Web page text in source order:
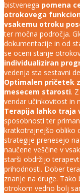
bistvenega pomena
otrokovega
vsakemu otroku
ter močna področja.
dokumentacije in od
se oceni stanje
individualiziran
vedenja sta sestavni
Optimalen pričetek
mesecem starosti.
vendar učinkovitost in
Terapija lahko traja
sposobnosti ter
kratkotrajnejšo obliko
strategije prenesejo
naučene veščine v
starši obdržijo
prihodnosti. Dober
znanje na druge.
otrokom vedno bolj